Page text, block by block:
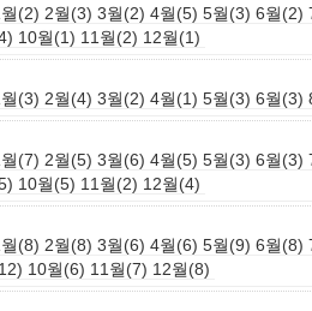
(2) 2월(3) 3월(2) 4월(5) 5월(3) 6월(2)
10월(1) 11월(2) 12월(1)
(3) 2월(4) 3월(2) 4월(1) 5월(3) 6월(3)
(7) 2월(5) 3월(6) 4월(5) 5월(3) 6월(3)
10월(5) 11월(2) 12월(4)
(8) 2월(8) 3월(6) 4월(6) 5월(9) 6월(8)
10월(6) 11월(7) 12월(8)